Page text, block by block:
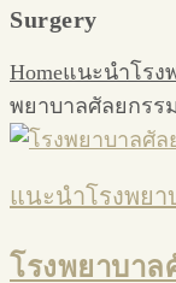
Surgery
Homeแนะนำโรง
พยาบาลศัลยกรรม
แนะนำโรงพย
โรงพยาบาล